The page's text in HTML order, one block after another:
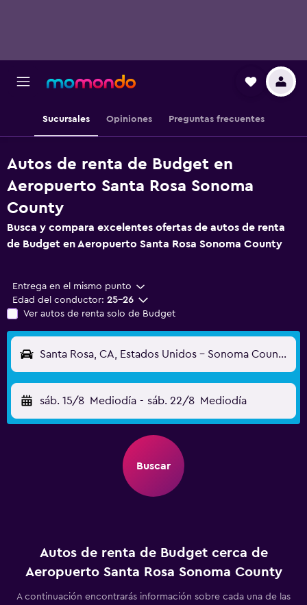
Sucursales Opiniones Preguntas frecuentes
Autos de renta de Budget en
Aeropuerto Santa Rosa Sonoma
County
Busca y compara excelentes ofertas de autos de renta
de Budget en Aeropuerto Santa Rosa Sonoma County
Entrega en el mismo punto
Edad del conductor: 25-26
Ver autos de renta solo de Budget
Santa Rosa, CA, Estados Unidos - Sonoma County (STS)
sáb. 15/8 Mediodía - sáb. 22/8 Mediodía
Buscar
Autos de renta de Budget cerca de
Aeropuerto Santa Rosa Sonoma County
A continuación encontrarás información sobre cada una de las